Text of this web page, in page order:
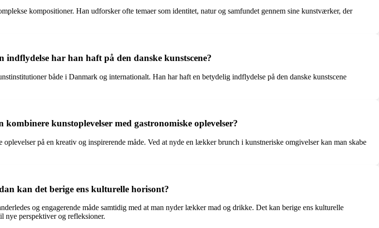
kompositioner. Han udforsker ofte temaer som identitet, natur og samfundet gennem sine kunstværker, der
har han haft på den danske kunstscene?
både i Danmark og internationalt. Han har haft en betydelig indflydelse på den danske kunstscene
kunstoplevelser med gastronomiske oplevelser?
på en kreativ og inspirerende måde. Ved at nyde en lækker brunch i kunstneriske omgivelser kan man skabe
kan det berige ens kulturelle horisont?
og engagerende måde samtidig med at man nyder lækker mad og drikke. Det kan berige ens kulturelle
nye perspektiver og refleksioner.